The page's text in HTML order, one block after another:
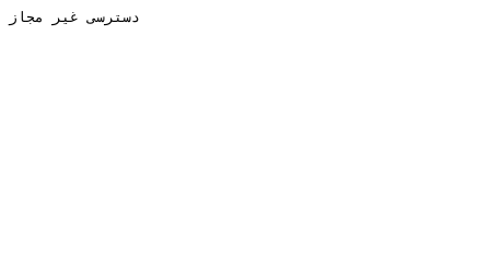
دسترسی غیر مجاز